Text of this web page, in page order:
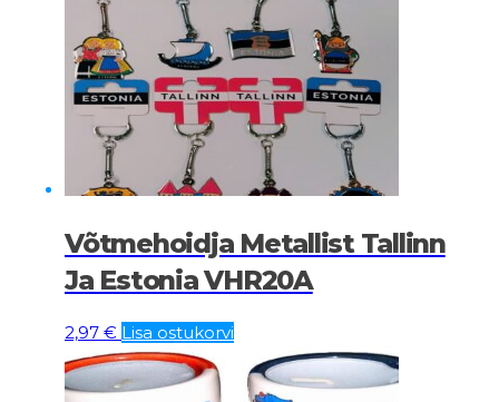
Võtmehoidja Metallist Tallinn
Ja Estonia VHR20A
2,97 € Lisa ostukorvi